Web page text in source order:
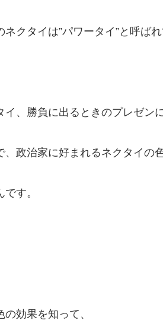
ネクタイは”パワータイ”と呼ばれ
イ、勝負に出るときのプレゼン
、政治家に好まれるネクタイの
す。
効果を知って、